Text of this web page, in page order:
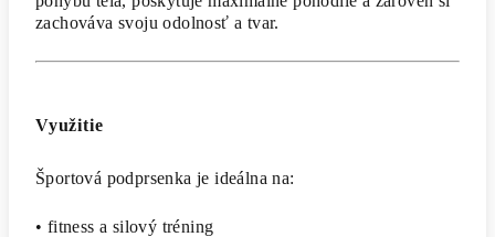
zachováva svoju odolnosť a tvar.
Využitie
Športová podprsenka je ideálna na:
• fitness a silový tréning